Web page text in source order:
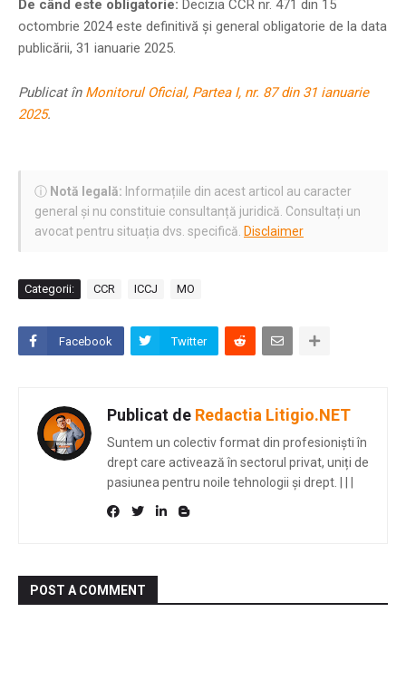
De când este obligatorie: Decizia CCR nr. 471 din 15
octombrie 2024 este definitivă și general obligatorie de la data
publicării, 31 ianuarie 2025.
Publicat în Monitorul Oficial, Partea I, nr. 87 din 31 ianuarie
2025.
ⓘ Notă legală: Informațiile din acest articol au caracter
general și nu constituie consultanță juridică. Consultați un
avocat pentru situația dvs. specifică. Disclaimer
Categorii: CCR ICCJ MO
Facebook Twitter
Publicat de Redactia Litigio.NET
Suntem un colectiv format din profesioniști în
drept care activează în sectorul privat, uniți de
pasiunea pentru noile tehnologii și drept. | | |
POST A COMMENT